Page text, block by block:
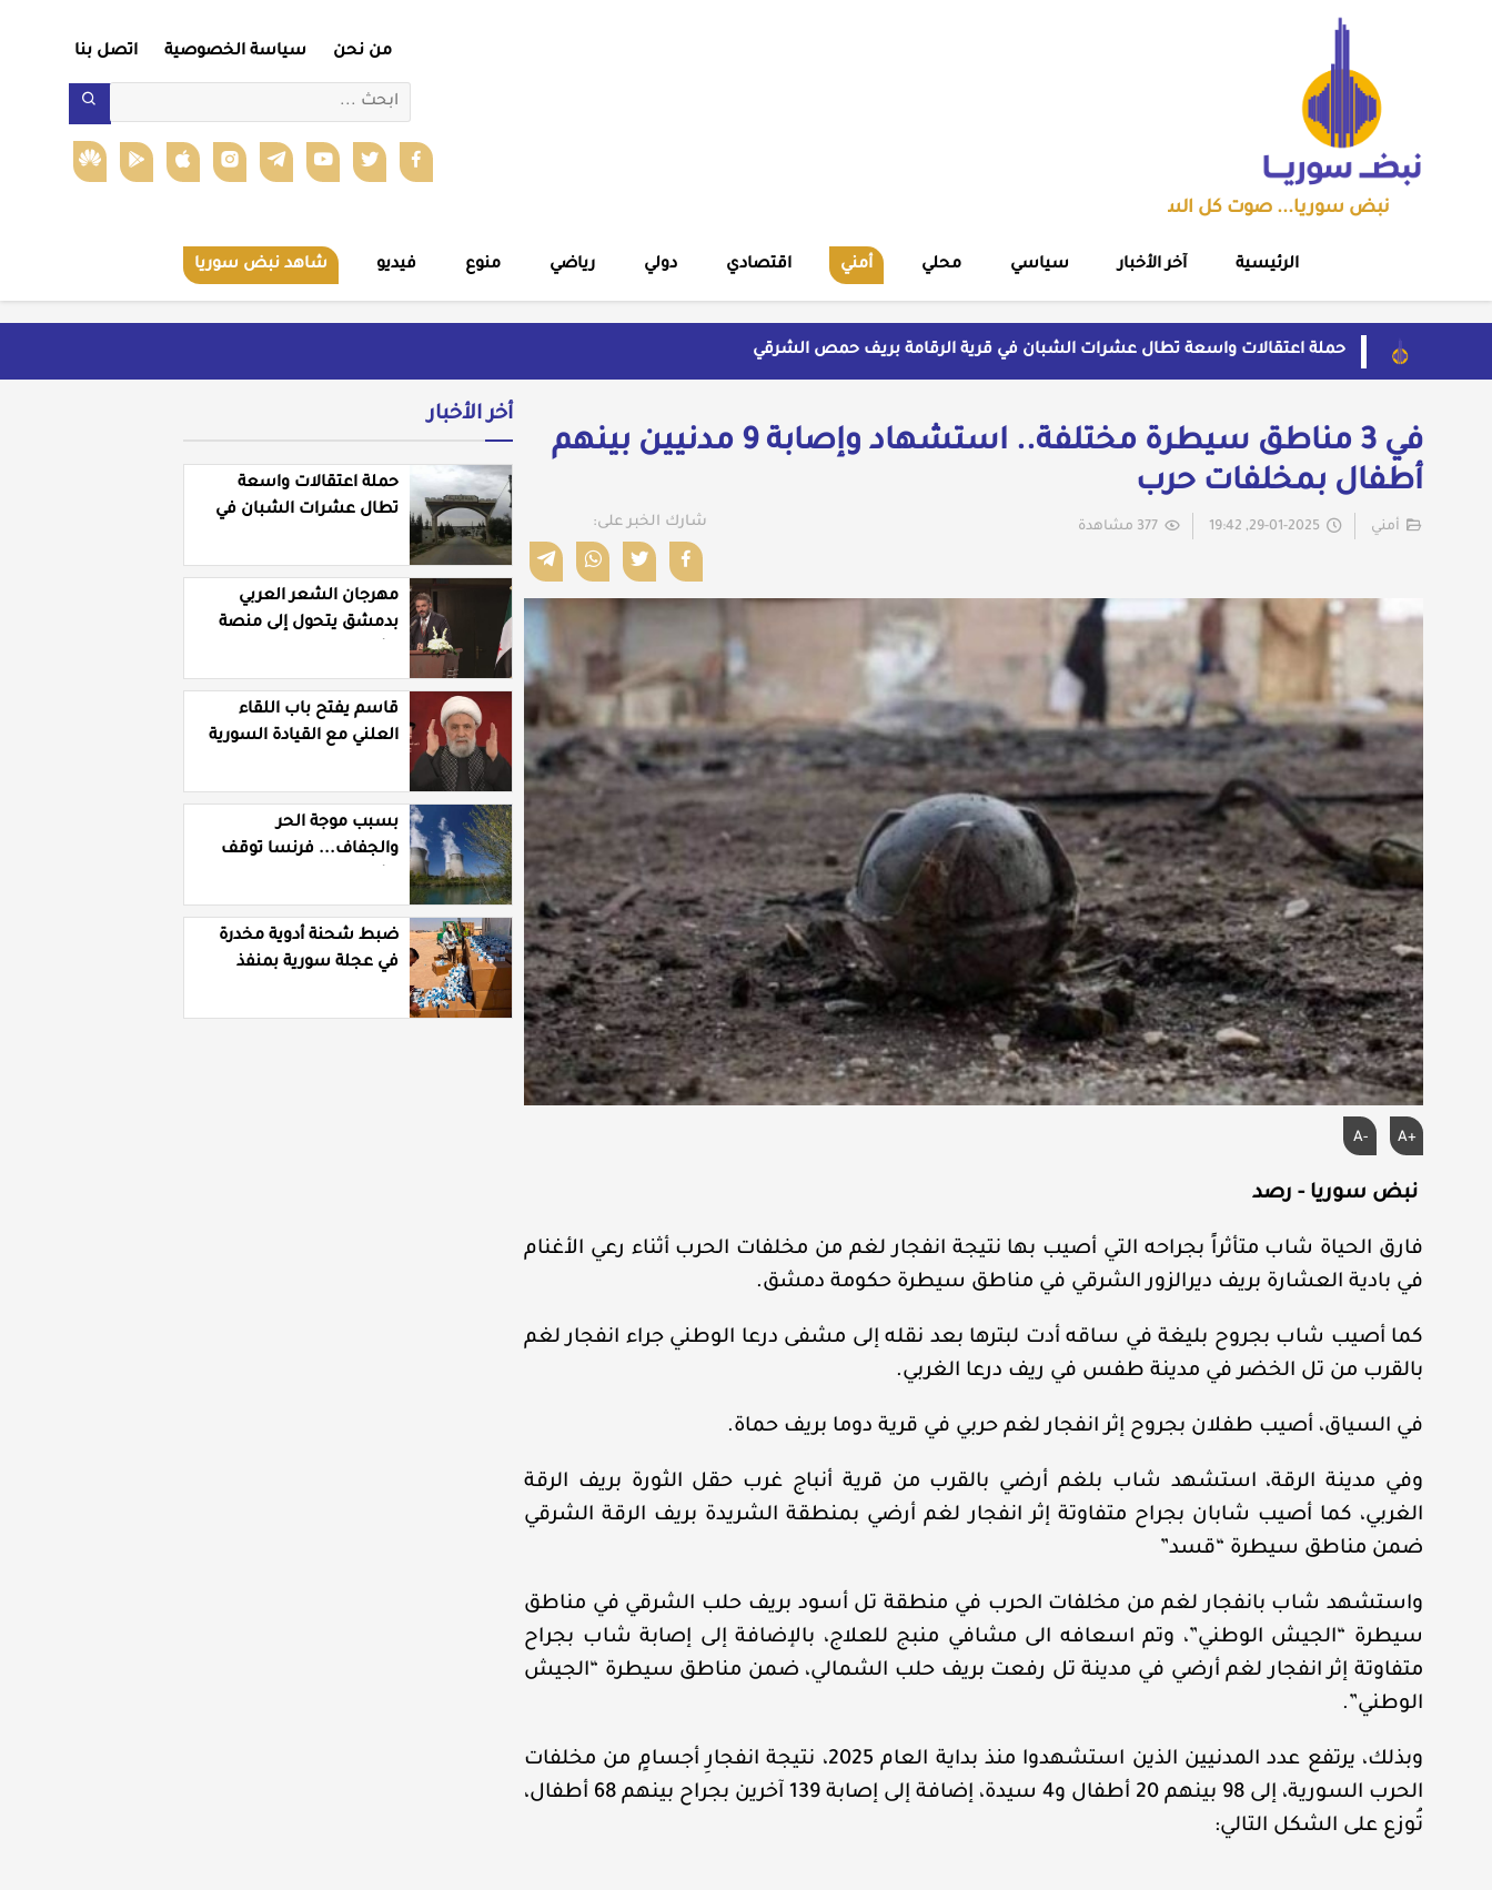
نبض سوريا... صوت كل السوريين
من نحن سياسة الخصوصية اتصل بنا
الرئيسية آخر الأخبار سياسي محلي أمني اقتصادي دولي رياضي منوع فيديو شاهد نبض سوريا
حملة اعتقالات واسعة تطال عشرات الشبان في قرية الرقامة بريف حمص الشرقي
مهرجان الشعر العربي بدمشق يتحول إلى منصة تشهير بالنسويات السوريات والعربيات
بسبب موجة الحر والجفاف... فرنسا توقف تشغيل 3 مفاعلات نووية
ضبط شحنة أدوية مخدرة في عجلة سورية بمنفذ الوليد العراقي
في 3 مناطق سيطرة مختلفة.. استشهاد وإصابة 9 مدنيين بينهم
أطفال بمخلفات حرب
أمني شارك الخبر على:
A+
A-
نبض سوريا - رصد
فارق الحياة شاب متأثراً بجراحه التي أصيب بها نتيجة انفجار لغم من مخلفات الحرب أثناء رعي الأغنام
في بادية العشارة بريف ديرالزور الشرقي في مناطق سيطرة حكومة دمشق.
كما أصيب شاب بجروح بليغة في ساقه أدت لبترها بعد نقله إلى مشفى درعا الوطني جراء انفجار لغم
بالقرب من تل الخضر في مدينة طفس في ريف درعا الغربي.
في السياق، أصيب طفلان بجروح إثر انفجار لغم حربي في قرية دوما بريف حماة.
وفي مدينة الرقة، استشهد شاب بلغم أرضي بالقرب من قرية أنباج غرب حقل الثورة بريف الرقة
الغربي، كما أصيب شابان بجراح متفاوتة إثر انفجار لغم أرضي بمنطقة الشريدة بريف الرقة الشرقي
ضمن مناطق سيطرة “قسد”
واستشهد شاب بانفجار لغم من مخلفات الحرب في منطقة تل أسود بريف حلب الشرقي في مناطق
سيطرة “الجيش الوطني”، وتم اسعافه الى مشافي منبج للعلاج، بالإضافة إلى إصابة شاب بجراح
متفاوتة إثر انفجار لغم أرضي في مدينة تل رفعت بريف حلب الشمالي، ضمن مناطق سيطرة “الجيش
الوطني”.
وبذلك، يرتفع عدد المدنيين الذين استشهدوا منذ بداية العام 2025، نتيجة انفجارِ أجسامٍ من مخلفات
الحرب السورية، إلى 98 بينهم 20 أطفال و4 سيدة، إضافة إلى إصابة 139 آخرين بجراح بينهم 68 أطفال،
تُوزع على الشكل التالي:
أخر الأخبار
حملة اعتقالات واسعة
تطال عشرات الشبان في
الشرقي
مهرجان الشعر العربي
بدمشق يتحول إلى منصة
السوريات والعربيات
قاسم يفتح باب اللقاء
العلني مع القيادة السورية
بـ"خدمة إسرائيل"
بسبب موجة الحر
والجفاف... فرنسا توقف
ضبط شحنة أدوية مخدرة
في عجلة سورية بمنفذ